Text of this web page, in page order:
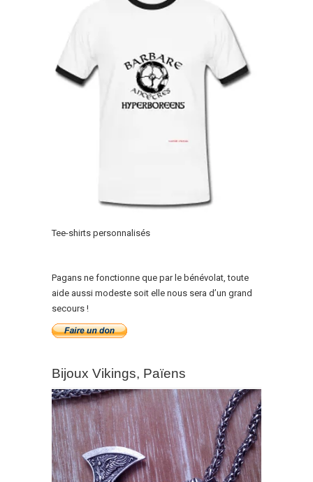
Tee-shirts personnalisés
Pagans ne fonctionne que par le bénévolat, toute
aide aussi modeste soit elle nous sera d’un grand
secours !
Bijoux Vikings, Païens